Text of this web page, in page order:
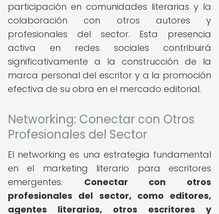
participación en comunidades literarias y la
colaboración con otros autores y
profesionales del sector. Esta presencia
activa en redes sociales contribuirá
significativamente a la construcción de la
marca personal del escritor y a la promoción
efectiva de su obra en el mercado editorial.
Networking: Conectar con Otros
Profesionales del Sector
El networking es una estrategia fundamental
en el marketing literario para escritores
emergentes. Conectar con otros
profesionales del sector, como editores,
agentes literarios, otros escritores y